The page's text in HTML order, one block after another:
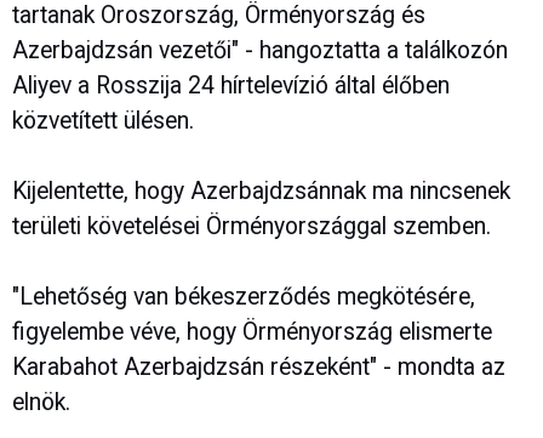
tartanak Oroszország, Örményország és
Azerbajdzsán vezetői" - hangoztatta a találkozón
Aliyev a Rosszija 24 hírtelevízió által élőben
közvetített ülésen.
Kijelentette, hogy Azerbajdzsánnak ma nincsenek
területi követelései Örményországgal szemben.
"Lehetőség van békeszerződés megkötésére,
figyelembe véve, hogy Örményország elismerte
Karabahot Azerbajdzsán részeként" - mondta az
elnök.